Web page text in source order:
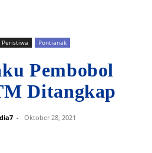
Peristiwa Pontianak
Pembobol
Ditangkap
- Oktober 28, 2021